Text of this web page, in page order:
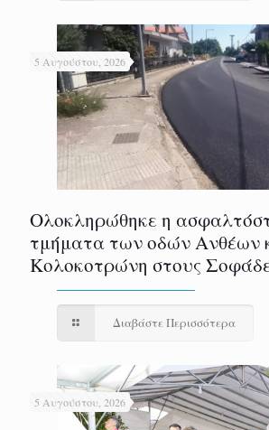
5 Αυγούστου, 2026
Ολοκληρώθηκε η
τμήματα των οδών Ανθέων
Κολοκοτρώνη στους
Διαβάστε Περισσότερα
5 Αυγούστου, 2026